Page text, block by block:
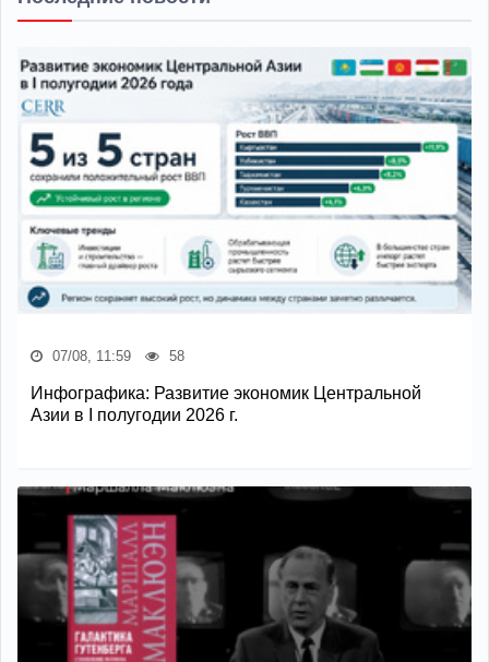
07/08, 11:59 58
Инфографика: Развитие экономик Центральной
Азии в I полугодии 2026 г.